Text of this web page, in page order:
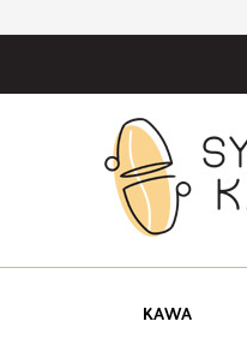
KAWA